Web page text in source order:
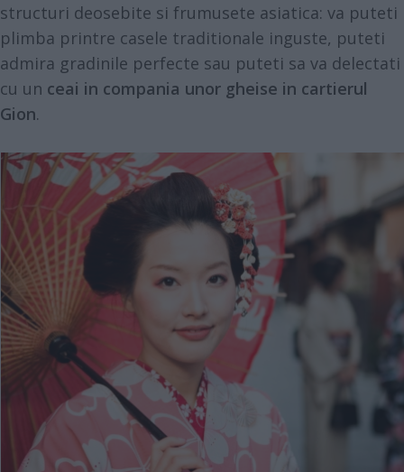
structuri deosebite si frumusete asiatica: va puteti
plimba printre casele traditionale inguste, puteti
admira gradinile perfecte sau puteti sa va delectati
cu un ceai in compania unor gheise in cartierul
Gion.